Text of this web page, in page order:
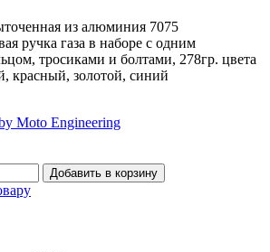
из алюминия 7075
ручка газа в наборе с одним
тросиками и болтами, 278гр. цвета
красный, золотой, синий
Moto Engineering